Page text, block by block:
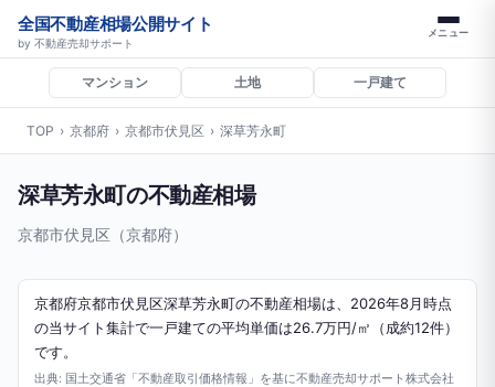
全国不動産相場公開サイト
by 不動産売却サポート
メニュー
マンション 土地 一戸建て
TOP › 京都府 › 京都市伏見区 › 深草芳永町
深草芳永町の不動産相場
京都市伏見区（京都府）
京都府京都市伏見区深草芳永町の不動産相場は、2026年8月時点
の当サイト集計で一戸建ての平均単価は26.7万円/㎡（成約12件）
です。
出典: 国土交通省「不動産取引価格情報」を基に不動産売却サポート株式会社